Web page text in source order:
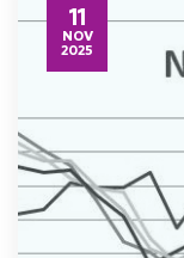
11
NOV
2025